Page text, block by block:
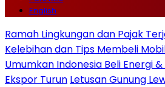
English
Ramah Lingkungan dan Pajak
Kelebihan dan Tips Membeli
Umumkan Indonesia Beli Energi
Ekspor Turun Letusan Gunung